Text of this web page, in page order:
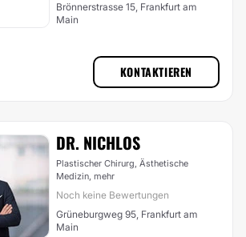
Brönnerstrasse 15, Frankfurt am
Main
KONTAKTIEREN
DR. NICHLOS
Plastischer Chirurg, Ästhetische
Medizin, mehr
Noch keine Bewertungen
Grüneburgweg 95, Frankfurt am
Main